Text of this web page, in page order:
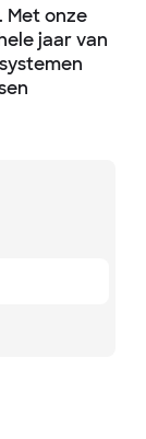
Met onze
jaar van